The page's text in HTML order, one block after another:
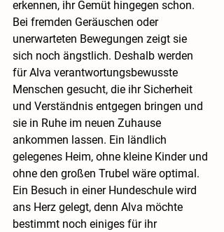
erkennen, ihr Gemüt hingegen schon.
Bei fremden Geräuschen oder
unerwarteten Bewegungen zeigt sie
sich noch ängstlich. Deshalb werden
für Alva verantwortungsbewusste
Menschen gesucht, die ihr Sicherheit
und Verständnis entgegen bringen und
sie in Ruhe im neuen Zuhause
ankommen lassen. Ein ländlich
gelegenes Heim, ohne kleine Kinder und
ohne den großen Trubel wäre optimal.
Ein Besuch in einer Hundeschule wird
ans Herz gelegt, denn Alva möchte
bestimmt noch einiges für ihr